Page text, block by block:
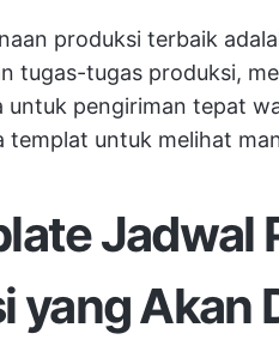
produksi terbaik
tugas-tugas produksi,
untuk pengiriman tepat
templat untuk melihat
Jadwal
yang Akan